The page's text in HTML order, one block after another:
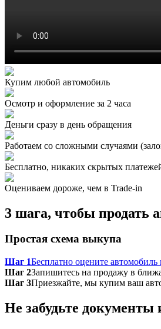
Купим любой автомобиль
Осмотр и оформление за 2 часа
Деньги сразу в день обращения
Работаем со сложными случаями
Бесплатно, никаких скрытых
Оцениваем дороже, чем в Trade‑in
3 шага, чтобы продать
Простая схема выкупа
Шаг 1Бесплатно оцените автомобиль
Шаг 2Запишитесь на продажу в
Шаг 3Приезжайте, мы купим ваш
Не забудьте документы